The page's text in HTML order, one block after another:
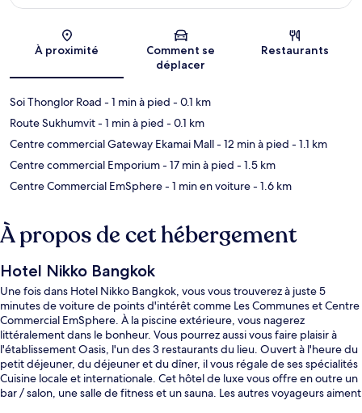
À proximité
Comment se
déplacer
Restaurants
Soi Thonglor Road - 1 min à pied - 0.1 km
Route Sukhumvit- 1 min à pied - 0.1 km
Centre commercial Gateway Ekamai Mall- 12 min à pied - 1.1 km
Centre commercial Emporium- 17 min à pied - 1.5 km
Centre Commercial EmSphere- 1 min en voiture- 1.6 km
À propos de cet hébergement
Hotel Nikko Bangkok
Une fois dans Hotel Nikko Bangkok, vous vous trouverez à juste 5
minutes de voiture de points d'intérêt comme Les Communes et Centre
Commercial EmSphere. À la piscine extérieure, vous nagerez
littéralement dans le bonheur. Vous pourrez aussi vous faire plaisir à
l'établissement Oasis, l'un des 3 restaurants du lieu. Ouvert à l'heure du
petit déjeuner, du déjeuner et du dîner, il vous régale de ses spécialités
Cuisine locale et internationale. Cet hôtel de luxe vous offre en outre un
bar / salon, une salle de fitness et un sauna. Les autres voyageurs aiment